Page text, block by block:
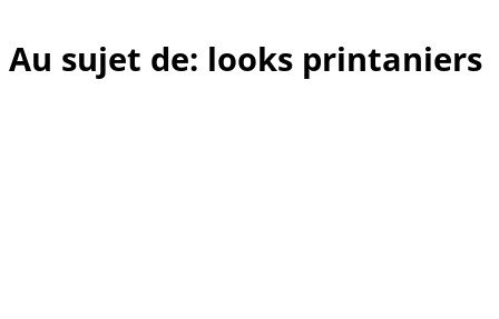
Au sujet de: looks printaniers